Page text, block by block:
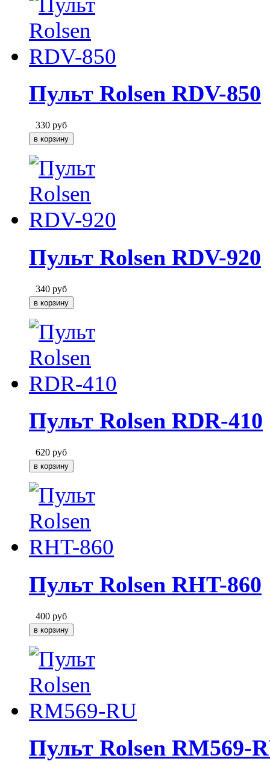
Пульт Rolsen RDV-850
330 руб
Пульт Rolsen RDV-920
340 руб
Пульт Rolsen RDR-410
620 руб
Пульт Rolsen RHT-860
400 руб
Пульт Rolsen RM569-